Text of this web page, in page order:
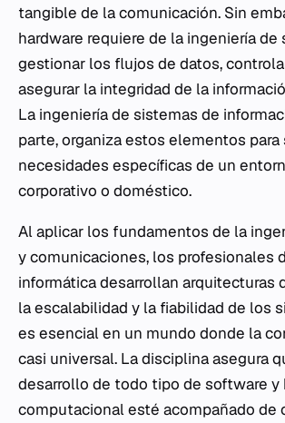
tangible de la comunicación. Sin
hardware requiere de la ingeniería de
gestionar los flujos de datos,
asegurar la integridad de la
La ingeniería de sistemas de
parte, organiza estos elementos para
necesidades específicas de un
corporativo o doméstico.
Al aplicar los fundamentos de la
y comunicaciones, los profesionales
informática desarrollan arquitecturas
la escalabilidad y la fiabilidad de los
es esencial en un mundo donde la
casi universal. La disciplina asegura
desarrollo de todo tipo de software y
computacional esté acompañado de